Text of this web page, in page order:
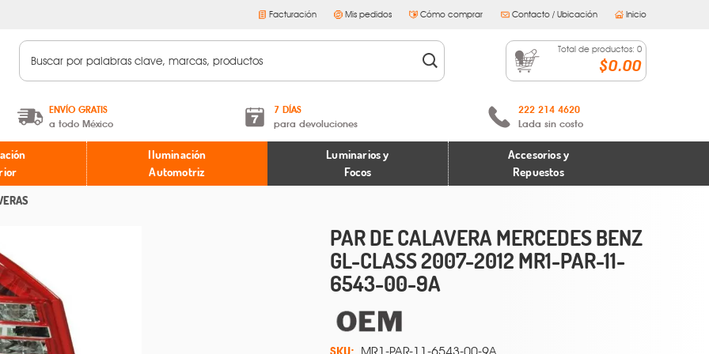
Facturación Mis pedidos Cómo comprar Contacto / Ubicación Inicio
Total de productos: 0
$0.00
ENVÍO GRATIS
a todo México
A partir de $599 MXN.
* Aplican restricciones
7 DÍAS
para devoluciones
Términos y condiciones
Políticas de devoluciones
222 214 4620
Lada sin costo
Iluminación
Automotriz
Luminarios y
Focos
Accesorios y
Repuestos
PAR DE CALAVERA MERCEDES BENZ
GL-CLASS 2007-2012 MR1-PAR-11-
6543-00-9A
SKU: MR1-PAR-11-6543-00-9A